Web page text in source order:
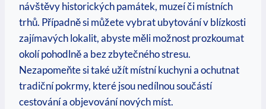
návštěvy historických památek, muzeí či‌ místních
trhů. Případně si‌ můžete vybrat ubytování v⁣ blízkosti⁣
zajímavých lokalit, abyste měli možnost prozkoumat
okolí pohodlně a bez zbytečného stresu.
Nezapomeňte si také užít místní kuchyni a ochutnat
tradiční pokrmy, které jsou nedílnou součástí
cestování a objevování nových míst.